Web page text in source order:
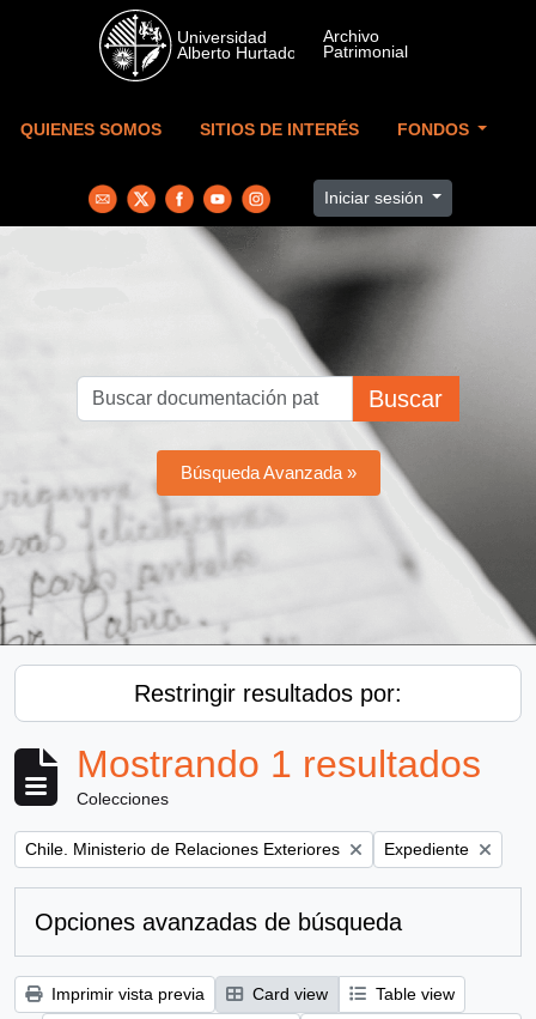
Skip to main content
QUIENES SOMOS SITIOS DE INTERÉS FONDOS
Iniciar sesión
Buscar
Búsqueda Avanzada »
Restringir resultados por:
Mostrando 1 resultados
Colecciones
Remove filter:
Chile. Ministerio de Relaciones Exteriores Remove filter:
Expediente
Opciones avanzadas de búsqueda
Imprimir vista previa Card view
Table view